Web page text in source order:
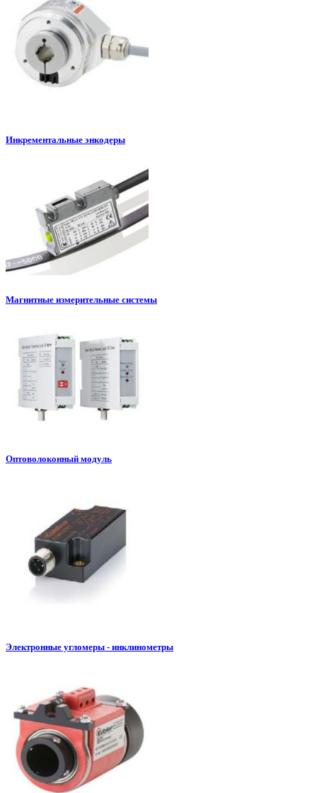
Инкрементальные энкодеры
Магнитные измерительные системы
Оптоволоконный модуль
Электронные угломеры - инклинометры